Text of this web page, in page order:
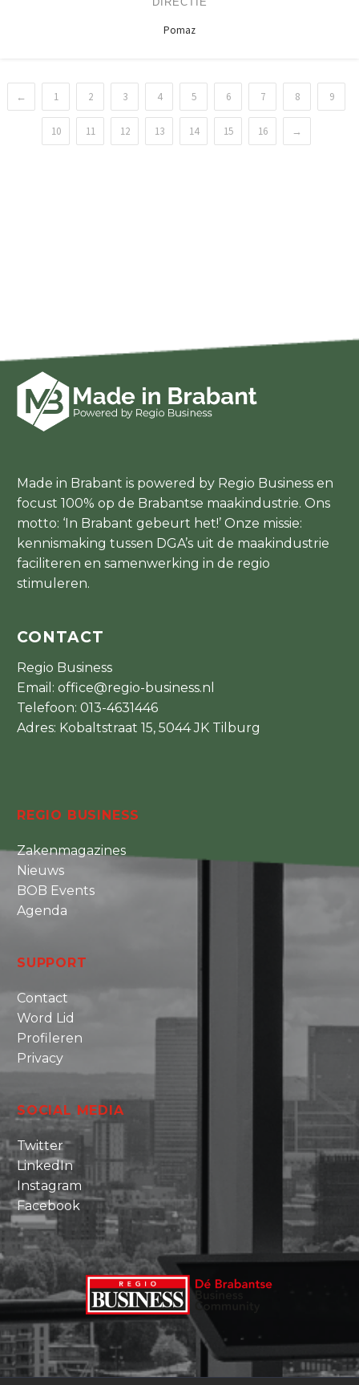
Pomaz
← 1 2 3 4 5 6 7 8 9
10 11 12 13 14 15 16 →
Made in Brabant is powered by Regio Business en
focust 100% op de Brabantse maakindustrie. Ons
motto: ‘In Brabant gebeurt het!’ Onze missie:
kennismaking tussen DGA’s uit de maakindustrie
faciliteren en samenwerking in de regio
stimuleren.
CONTACT
Regio Business
Email: office@regio-business.nl
Telefoon: 013-4631446
Adres: Kobaltstraat 15, 5044 JK Tilburg
REGIO BUSINESS
Zakenmagazines
Nieuws
BOB Events
Agenda
SUPPORT
Contact
Word Lid
Profileren
Privacy
SOCIAL MEDIA
Twitter
LinkedIn
Instagram
Facebook